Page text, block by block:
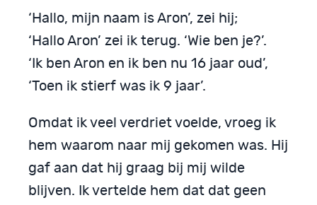
‘Hallo, mijn naam is Aron’, zei hij;
‘Hallo Aron’ zei ik terug. ‘Wie ben je?’.
‘Ik ben Aron en ik ben nu 16 jaar oud’,
‘Toen ik stierf was ik 9 jaar’.
Omdat ik veel verdriet voelde, vroeg ik
hem waarom naar mij gekomen was. Hij
gaf aan dat hij graag bij mij wilde
blijven. Ik vertelde hem dat dat geen